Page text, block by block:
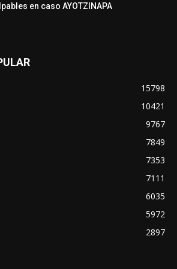
en caso AYOTZINAPA
15798
10421
9767
7849
7353
7111
6035
5972
2897